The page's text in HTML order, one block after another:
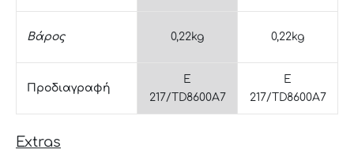
Βάρος 0,22kg 0,22kg
Προδιαγραφή
E
217/TD8600A7
E
217/TD8600A7
Extras